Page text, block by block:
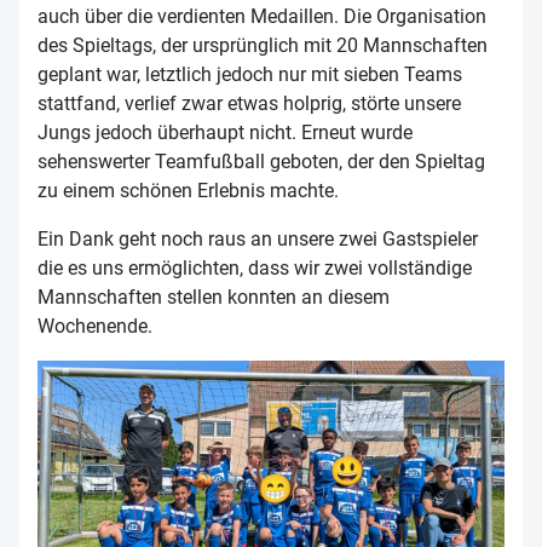
auch über die verdienten Medaillen. Die Organisation
des Spieltags, der ursprünglich mit 20 Mannschaften
geplant war, letztlich jedoch nur mit sieben Teams
stattfand, verlief zwar etwas holprig, störte unsere
Jungs jedoch überhaupt nicht. Erneut wurde
sehenswerter Teamfußball geboten, der den Spieltag
zu einem schönen Erlebnis machte.
Ein Dank geht noch raus an unsere zwei Gastspieler
die es uns ermöglichten, dass wir zwei vollständige
Mannschaften stellen konnten an diesem
Wochenende.